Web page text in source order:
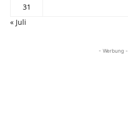
31
« Juli
- Werbung -